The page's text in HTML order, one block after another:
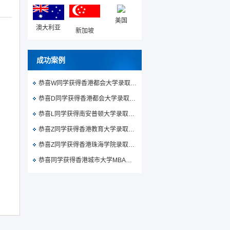
澳大利亚 新加坡
美国
成功案例
恭喜W同学获得香港都会大学录取通知书
恭喜D同学获得香港都会大学录取通知书
恭喜L同学获得南安普顿大学录取通知书
恭喜Z同学获得香港教育大学录取通知书
恭喜Z同学获得香港珠海学院录取通知书
恭喜同学获得香港城市大学MBA录取通知书